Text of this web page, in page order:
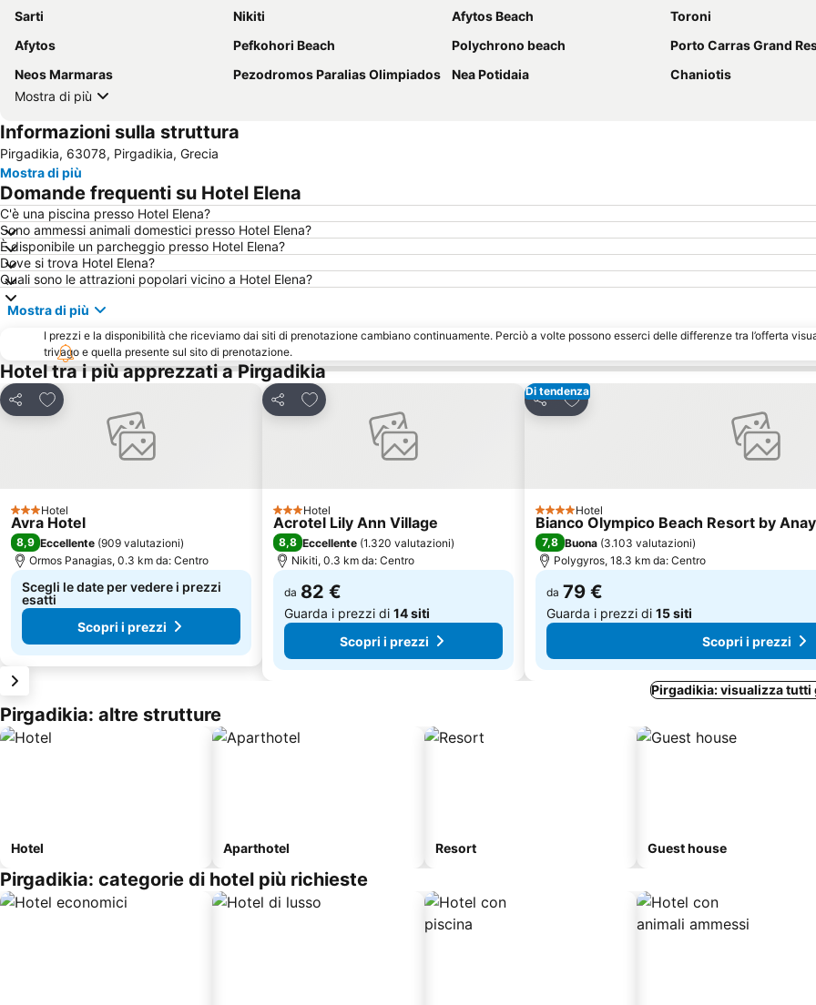
Sarti Nikiti Afytos Beach
Toroni
Afytos
Pefkohori Beach Polychrono beach
Porto Carras Grand Resort
Neos Marmaras
Pezodromos Paralias Olimpiados Nea Potidaia
Chaniotis
Mostra di più
Informazioni sulla struttura
Pirgadikia, 63078, Pirgadikia, Grecia
Mostra di più
Domande frequenti su Hotel Elena
C'è una piscina presso Hotel Elena?
Sono ammessi animali domestici presso Hotel Elena?
È disponibile un parcheggio presso Hotel Elena?
Dove si trova Hotel Elena?
Quali sono le attrazioni popolari vicino a Hotel Elena?
Mostra di più
I prezzi e la disponibilità che riceviamo dai siti di prenotazione cambiano continuamente. Perciò a volte possono esserci delle differenze tra l’offerta
trivago e quella presente sul sito di prenotazione.
Hotel tra i più apprezzati a Pirgadikia
Condividi
Aggiungi ai preferiti
3 StelleHotel
Avra Hotel
8,9 Eccellente (909 valutazioni)
Ormos Panagias, 0.3 km da: Centro
Scegli le date per vedere i prezzi
esatti
Scopri i prezzi
Condividi
Aggiungi ai preferiti
3 StelleHotel
Acrotel Lily Ann Village
8,8 Eccellente (1.320 valutazioni)
Nikiti, 0.3 km da: Centro
da 82 €
Guarda i prezzi di 14 siti
Scopri i prezzi
Di tendenza
Condividi
Aggiungi ai preferiti
4 StelleHotel
Bianco Olympico Beach Resort by
7,8 Buona (3.103 valutazioni)
Polygyros, 18.3 km da: Centro
da 79 €
Guarda i prezzi di 15 siti
Scopri i prezzi
Pirgadikia: visualizza tutti
Pirgadikia: altre strutture
Hotel Aparthotel Resort Guest house
Pirgadikia: categorie di hotel più richieste